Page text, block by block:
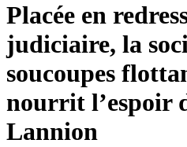
Placée en
judiciaire, la
soucoupes
nourrit l’espoir
Lannion